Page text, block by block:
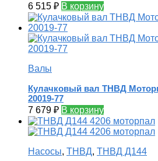
6 515 ₽ В корзину
Валы
Кулачковый вал ТНВД
20019-77
7 679 ₽ В корзину
Насосы, ТНВД, ТНВД Д144